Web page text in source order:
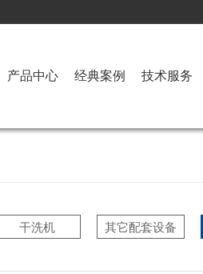
产品中心 经典案例 技术服务
干洗机 其它配套设备